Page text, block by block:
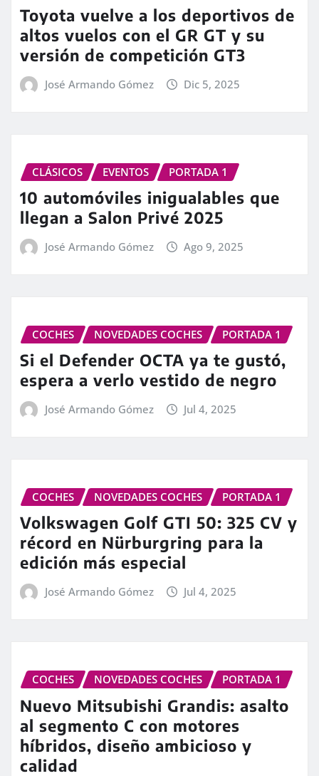
Toyota vuelve a los deportivos de
altos vuelos con el GR GT y su
versión de competición GT3
José Armando Gómez Dic 5, 2025
CLÁSICOS EVENTOS PORTADA 1
10 automóviles inigualables que
llegan a Salon Privé 2025
José Armando Gómez Ago 9, 2025
COCHES NOVEDADES COCHES PORTADA 1
Si el Defender OCTA ya te gustó,
espera a verlo vestido de negro
José Armando Gómez Jul 4, 2025
COCHES NOVEDADES COCHES PORTADA 1
Volkswagen Golf GTI 50: 325 CV y
récord en Nürburgring para la
edición más especial
José Armando Gómez Jul 4, 2025
COCHES NOVEDADES COCHES PORTADA 1
Nuevo Mitsubishi Grandis: asalto
al segmento C con motores
híbridos, diseño ambicioso y
calidad